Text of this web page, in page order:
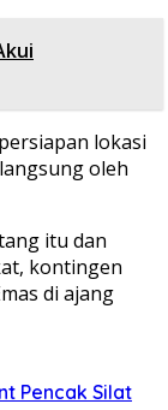
lokasi
oleh
itu dan
kontingen
di ajang
Pencak Silat